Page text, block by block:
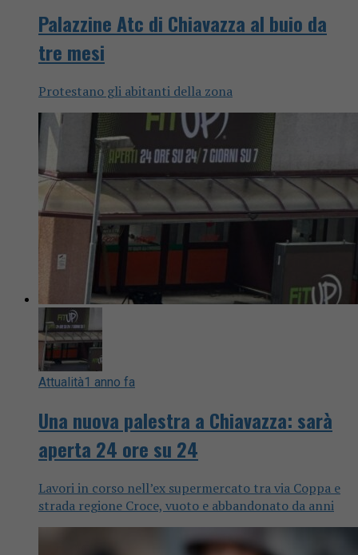
Palazzine Atc di Chiavazza al buio da
tre mesi
Protestano gli abitanti della zona
Attualità1 anno fa
Una nuova palestra a Chiavazza: sarà
aperta 24 ore su 24
Lavori in corso nell’ex supermercato tra via Coppa e
strada regione Croce, vuoto e abbandonato da anni